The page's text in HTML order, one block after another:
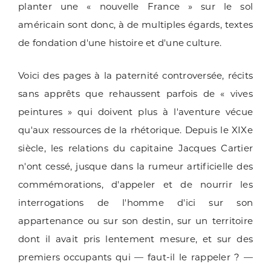
planter une « nouvelle France » sur le sol
américain sont donc, à de multiples égards, textes
de fondation d'une histoire et d'une culture.
Voici des pages à la paternité controversée, récits
sans apprêts que rehaussent parfois de « vives
peintures » qui doivent plus à l'aventure vécue
qu'aux ressources de la rhétorique. Depuis le XIXe
siècle, les relations du capitaine Jacques Cartier
n'ont cessé, jusque dans la rumeur artificielle des
commémorations, d'appeler et de nourrir les
interrogations de l'homme d'ici sur son
appartenance ou sur son destin, sur un territoire
dont il avait pris lentement mesure, et sur des
premiers occupants qui — faut-il le rappeler ? —